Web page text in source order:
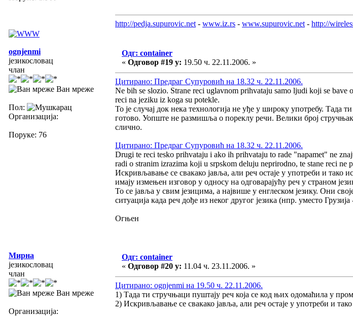
http://pedja.supurovic.net - www.iz.rs - www.supurovic.net - http://
ognjenmi
језикословац
члан
Ван мреже
Пол:
Организација:
Поруке: 76
Одг: container
« Одговор #19 у: 19.50 ч. 22.11.2006. »
Цитирано: Предраг Супуровић на 18.32 ч. 22.11.2006.
Ne bih se slozio. Strane reci uglavnom prihvataju samo ljudi koji se
reci na jeziku iz koga su potekle.
То је случај док нека технологија не уђе у широку употребу. Тада
готово. Уопште не размишља о пореклу речи. Велики број
слично.
Цитирано: Предраг Супуровић на 18.32 ч. 22.11.2006.
Drugi te reci tesko prihvataju i ako ih prihvataju to rade "napamet" ne
radi o stranim izrazima koji u srpskom deluju neprirodno, te stane reci
Искривљавање се свакако јавља, али реч остаје у употреби и тако
имају измењен изговор у односу на одговарајућу реч у страном
То се јавља у свим језицима, а највише у енглеском језику. Они
ситуација када реч дође из неког другог језика (нпр. уместо
Огњен
Мирна
језикословац
члан
Ван мреже
Организација:
Одг: container
« Одговор #20 у: 11.04 ч. 23.11.2006. »
Цитирано: ognjenmi на 19.50 ч. 22.11.2006.
1) Тада ти стручњаци пуштају реч која се код њих одомаћила у
2) Искривљавање се свакако јавља, али реч остаје у употреби и